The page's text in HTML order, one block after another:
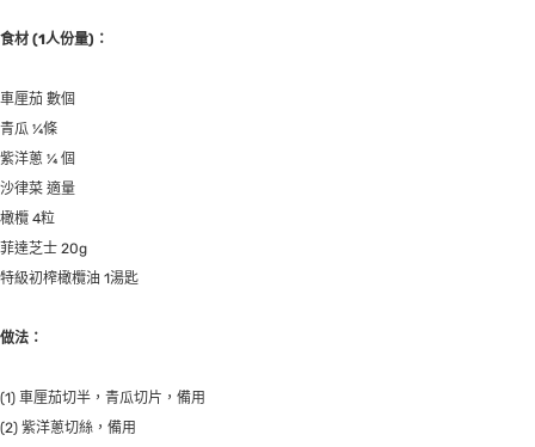
食材 (1人份量) ：
車厘茄 數個
青瓜 ¼條
紫洋蔥 ¼ 個
沙律菜 適量
橄欖 4粒
菲達芝士 20g
特級初榨橄欖油 1湯匙
做法：
(1) 車厘茄切半，青瓜切片，備用
(2) 紫洋蔥切絲，備用